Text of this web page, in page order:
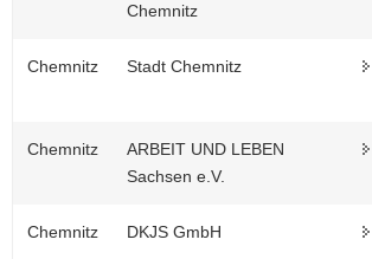
Chemnitz
Chemnitz Stadt Chemnitz
Chemnitz
ARBEIT UND LEBEN
Sachsen e.V.
Chemnitz DKJS GmbH